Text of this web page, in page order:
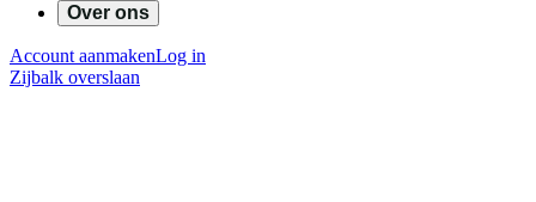
Over ons
Account aanmakenLog in
Zijbalk overslaan